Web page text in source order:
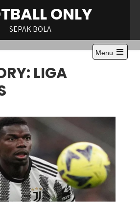
ONLY
SEPAK BOLA
Menu
Open
LIGA